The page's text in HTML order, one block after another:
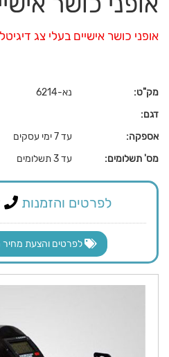
אופני כושר אישיים בעלי צג
מק"ט:
נא-6214
דגם:
אספקה:
עד 7 ימי עסקים
מס' תשלומים:
עד 3 תשלומים
לפרטים והזמנות
לפרטים והצעת